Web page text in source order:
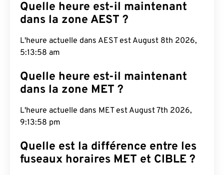
Quelle heure est-il maintenant
dans la zone AEST ?
L'heure actuelle dans AEST est August 8th 2026,
5:13:59 am
Quelle heure est-il maintenant
dans la zone MET ?
L'heure actuelle dans MET est August 7th 2026,
9:13:59 pm
Quelle est la différence entre les
fuseaux horaires MET et CIBLE ?